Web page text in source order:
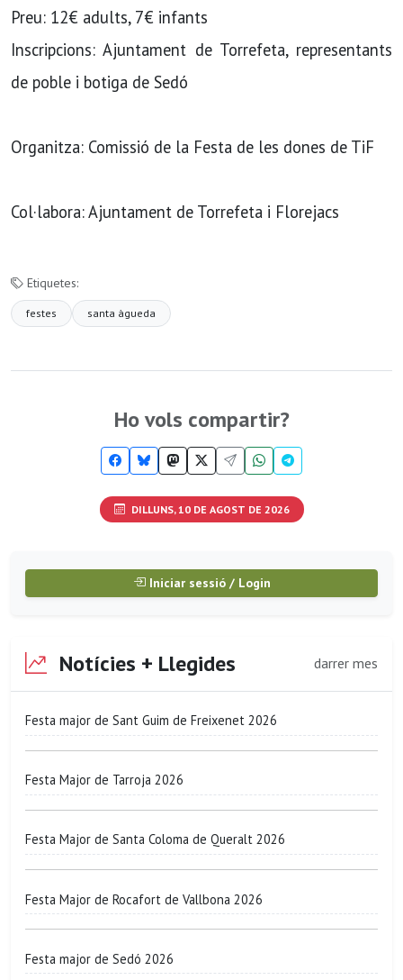
Preu: 12€ adults, 7€ infants
Inscripcions: Ajuntament de Torrefeta, representants
de poble i botiga de Sedó
Organitza: Comissió de la Festa de les dones de TiF
Col·labora: Ajuntament de Torrefeta i Florejacs
Etiquetes:
festes santa àgueda
Ho vols compartir?
DILLUNS, 10 DE AGOST DE 2026
Iniciar sessió / Login
Notícies + Llegides darrer mes
Festa major de Sant Guim de Freixenet 2026
Festa Major de Tarroja 2026
Festa Major de Santa Coloma de Queralt 2026
Festa Major de Rocafort de Vallbona 2026
Festa major de Sedó 2026